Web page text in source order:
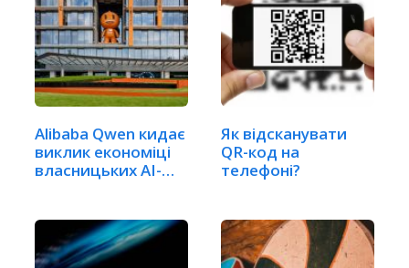
Alibaba Qwen кидає
виклик економіці
власницьких AI-
Як відсканувати
QR-код на
телефоні?